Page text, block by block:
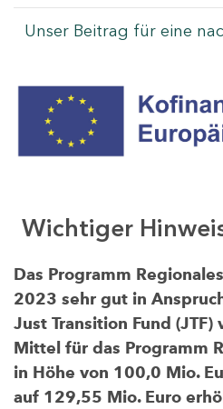
Unser Beitrag für eine
Wichtiger
Das Programm
2023 sehr gut in
Just Transition Fund (JTF)
Mittel für das Programm
in Höhe von 100,0 Mio.
auf 129,55 Mio. Euro